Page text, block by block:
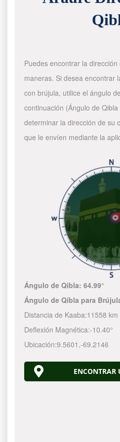
Puedes encontrar la
maneras. Si desea encontrar
con brújula, utilice el ángulo
continuación (Ángulo de
determinar la dirección de su
que le envíen mediante la
Ángulo de Qibla:64.99°
Ángulo de Qibla para
Distancia de Kaaba:11558 km
Deflexión Magnética:-10.40°
Ubicación:9.5601 ,-69.2147
ENCONTRAR